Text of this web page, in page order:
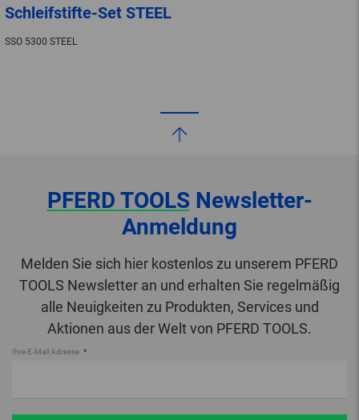
Schleifstifte-Set STEEL
SSO 5300 STEEL
PFERD TOOLSNewsletter-
Anmeldung
Melden Sie sich hier kostenlos zu unserem PFERD
TOOLS Newsletter an und erhalten Sie regelmäßig
alle Neuigkeiten zu Produkten, Services und
Aktionen aus der Welt von PFERD TOOLS.
Ihre E-Mail Adresse